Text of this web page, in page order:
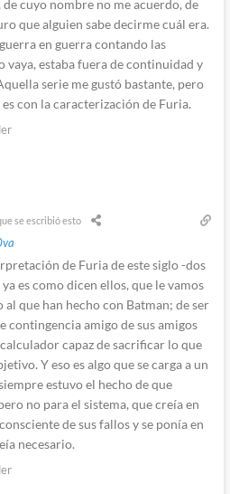
cuyo nombre no me acuerdo, de
que alguien sabe decirme cuál era.
en guerra contando las
vaya, estaba fuera de continuidad y
serie me gustó bastante, pero
con la caracterización de Furia.
se escribió esto
de Furia de este siglo -dos
es como dicen ellos, que le vamos
al que han hecho con Batman; de ser
contingencia amigo de sus amigos
capaz de sacrificar lo que
Y eso es algo que se carga a un
estuvo el hecho de que
no para el sistema, que creía en
de sus fallos y se ponía en
necesario.